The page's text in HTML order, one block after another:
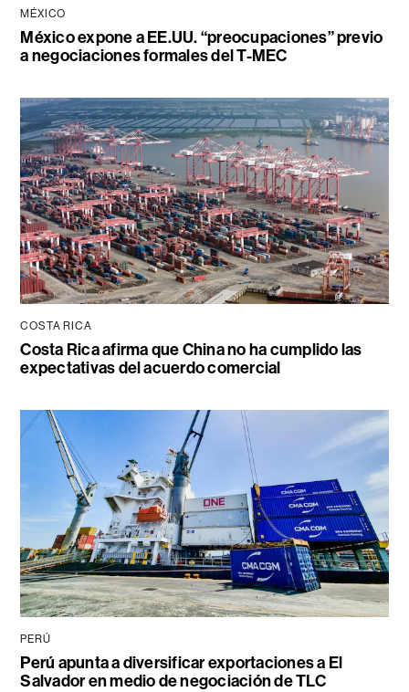
MÉXICO
México expone a EE.UU. “preocupaciones” previo
a negociaciones formales del T-MEC
COSTA RICA
Costa Rica afirma que China no ha cumplido las
expectativas del acuerdo comercial
PERÚ
Perú apunta a diversificar exportaciones a El
Salvador en medio de negociación de TLC